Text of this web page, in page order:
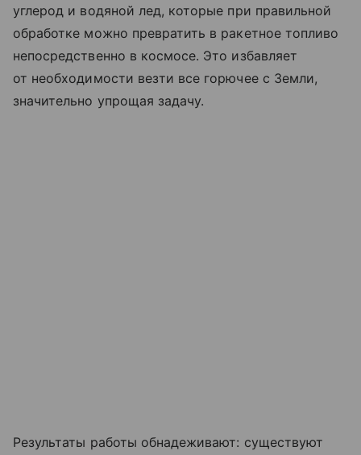
углерод и водяной лед, которые при правильной
обработке можно превратить в ракетное топливо
непосредственно в космосе. Это избавляет
от необходимости везти все горючее с Земли,
значительно упрощая задачу.
Результаты работы обнадеживают: существуют